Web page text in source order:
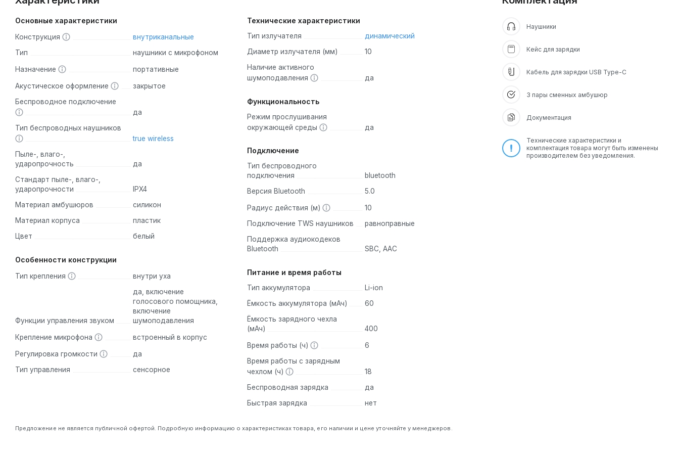
Основные характеристики
Конструкция
внутриканальные
Тип
наушники с микрофоном
Назначение портативные
Акустическое оформление
закрытое
Беспроводное подключение
да
Тип беспроводных наушников
true wireless
Пыле-, влаго-,
ударопрочность
да
Стандарт пыле-, влаго-,
ударопрочности
IPX4
Материал амбушюров
силикон
Материал корпуса
пластик
Цвет
белый
Особенности конструкции
Тип крепления внутри уха
Функции управления звуком
да, включение
голосового помощника,
включение
шумоподавления
Крепление микрофона встроенный в корпус
Регулировка громкости
да
Тип управления
сенсорное
Технические характеристики
Тип излучателя
динамический
Диаметр излучателя (мм)
10
Наличие активного
шумоподавления
да
Функциональность
Режим прослушивания
окружающей среды
да
Подключение
Тип беспроводного
подключения
bluetooth
Версия Bluetooth
5.0
Радиус действия (м)
10
Подключение TWS наушников
равноправные
Поддержка аудиокодеков
Bluetooth
SBC, AAC
Питание и время работы
Тип аккумулятора
Li-ion
Ёмкость аккумулятора (мАч)
60
Ёмкость зарядного чехла
(мАч)
400
Время работы (ч)
6
Время работы с зарядным
чехлом (ч)
18
Беспроводная зарядка
да
Быстрая зарядка
нет
Предложение не является публичной офертой. Подробную информацию о характеристиках товара, его наличии и цене уточняйте у менеджеров.
Наушники
Кейс для зарядки
Кабель для зарядки USB Type-C
3 пары сменных амбушюр
Документация
Технические характеристики и
комплектация товара могут быть изменены
производителем без уведомления.